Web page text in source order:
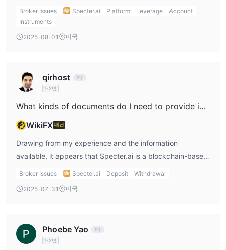
· 지갑 계정 – 표준 지갑 계정을 사용하면 암호화폐 지갑에서 직접 거
래할 수 있습니다. 중개인을 제거함으로써 거래가 수수료 없이 즉시
처리됩니다.
록체인에서 확인되며 상금은 귀하의 에스크로된 에테르 지갑으로 직
접 전달되어 개인이 보유한 전자 지갑으로 인출될 수 있습니다. 일반
입금 및 출금
Specter.ai명목 화폐로 자금을 조달할 계정이 필요하지 않습니다. 대
사용 가능한 결제 방법은 다음과 같습니다.
· 스크릴
· 네텔러
· 은행 송금
· 페이세이프카드
· 유니온페이(중국)
St. Vincent and the Grenadines and, based on public
information, operates without recognized regulatory
importance of strict personal risk controls and careful
weigh the risks and only commit funds they are prepared
to lose, given the platform’s regulatory status and the
nature of high-risk binary products.
Advisors (EAs) for automated trading with considerable
caution. Specter.ai is a blockchain-based platform
unique—relying on the Ethereum blockchain,
decentralized liquidity pools, and proprietary contract
types—direct compatibility for MetaTrader-based EAs is
not advertised or suggested in any official material.
Specter.ai does allow users to trade directly from crypto
wallets or through regular accounts utilizing blockchain
verification. While this model introduces transparency, it
does not inherently provide an open API or attachable
forex brokers. For me, this is a limitation; I rely on EAs not
and a suspicious license status add further risk to
automating trading with large sums, as transparency
Broker Issues Specter.ai Platform Leverage
Account
Instruments
2025-08-01 미국
qirhost
1-2년
What kinds of documents do I need to provide in order to process my initial withdrawal from Specter.ai?
WikiFX대답
Drawing from my experience and the information
available, it appears that Specter.ai is a blockchain-based
trading platform that operates using digital wallets and
traders generally interact directly from their crypto wallet
account verification—such as identity documentation
(government-issued ID, proof of address) and
Broker Issues Specter.ai Deposit Withdrawal
2025-07-31 미국
Phoebe Yao
1-2년